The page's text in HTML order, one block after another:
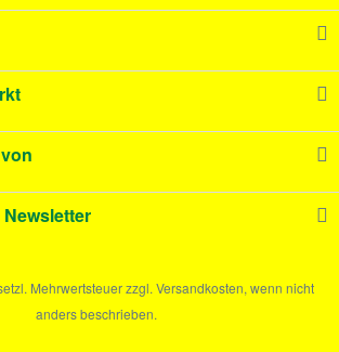
Mehrwertsteuer zzgl. Versandkosten, wenn nicht
anders beschrieben.